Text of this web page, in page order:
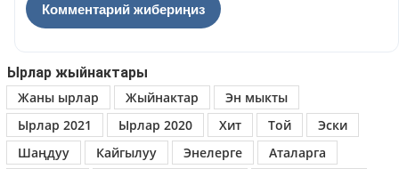
Ырлар жыйнактары
Жаны ырлар
Жыйнактар
Эн мыкты
Ырлар 2021
Ырлар 2020 Хит Той
Эски
Шаңдуу
Кайгылуу Энелерге
Аталарга